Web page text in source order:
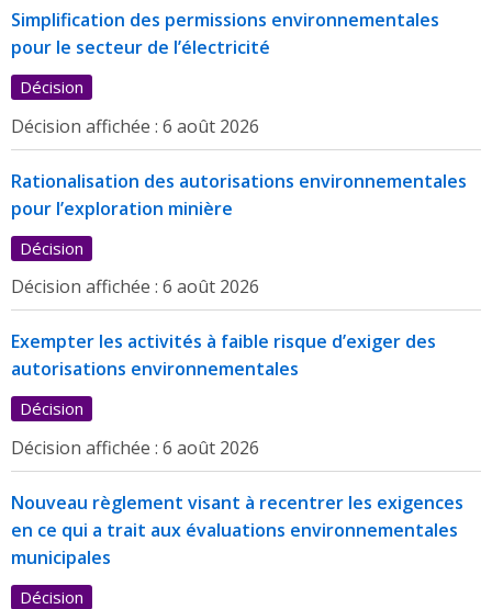
Simplification des permissions environnementales
pour le secteur de l’électricité
Décision
Décision affichée : 6 août 2026
Rationalisation des autorisations environnementales
pour l’exploration minière
Décision
Décision affichée : 6 août 2026
Exempter les activités à faible risque d’exiger des
autorisations environnementales
Décision
Décision affichée : 6 août 2026
Nouveau règlement visant à recentrer les exigences
en ce qui a trait aux évaluations environnementales
municipales
Décision